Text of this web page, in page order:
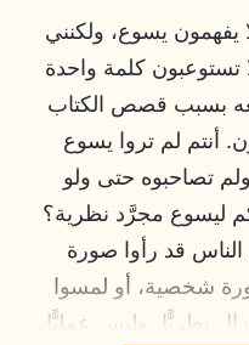
يفهمون يسوع، ولكنني
تستوعبون كلمة واحدة
بسبب قصص الكتاب
أنتم لم تروا يسوع
تصاحبوه حتى ولو
ليسوع مجرَّد نظرية؟
الناس قد رأوا صورة
شخصية، أو لمسوا
نظريًّا، وليس عمليًّا،